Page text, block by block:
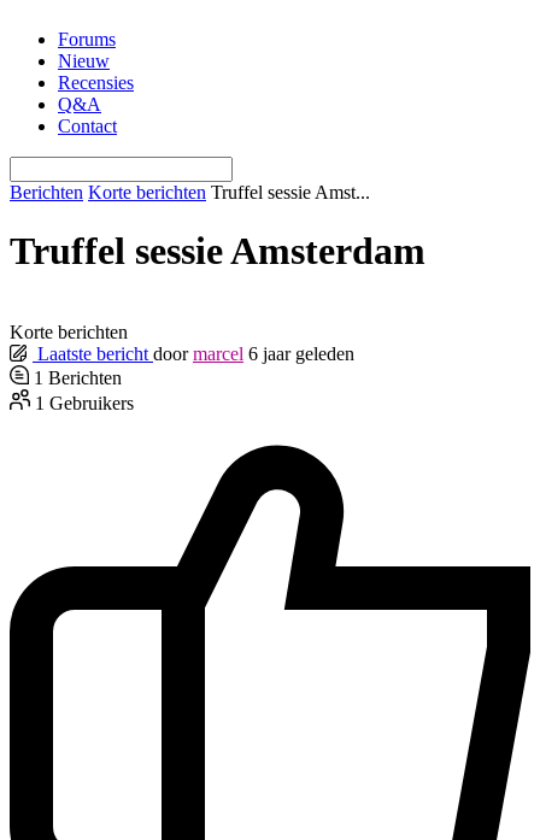
naar
inhoud
Forums
Nieuw
Recensies
Q&A
Contact
Berichten Korte berichten Truffel sessie Amst...
Truffel sessie Amsterdam
Korte berichten
Laatste bericht door marcel 6 jaar geleden
1 Berichten
1 Gebruikers